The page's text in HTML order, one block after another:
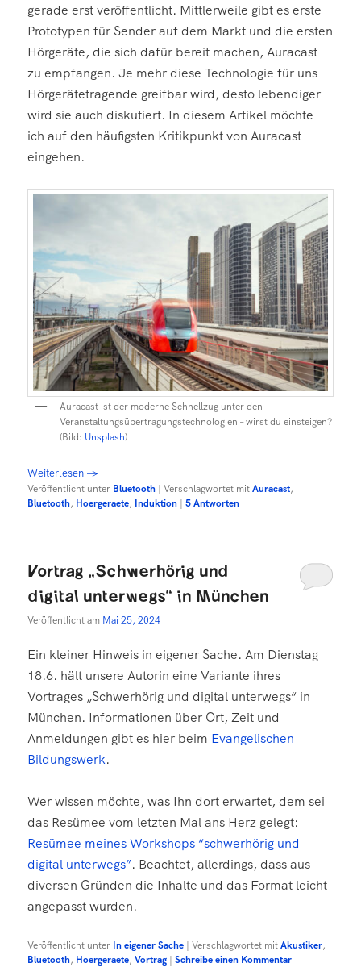
gerade erst veröffentlicht. Mittlerweile gibt es erste
Prototypen für Sender auf dem Markt und die ersten
Hörgeräte, die sich dafür bereit machen, Auracast
zu empfangen. Je mehr diese Technologie für uns
Hörgerätetragende greifbar wird, desto lebendiger
wird sie auch diskutiert. In diesem Artikel möchte
ich auf den häufigsten Kritikpunkt von Auracast
eingehen.
Auracast ist der moderne Schnellzug unter den
Veranstaltungsübertragungstechnologien – wirst du einsteigen?
(Bild: Unsplash)
Weiterlesen→
Veröffentlicht unter Bluetooth |Verschlagwortet mitAuracast,
Bluetooth, Hoergeraete, Induktion |5Antworten
Vortrag „Schwerhörig und
digital unterwegs“ in München
Veröffentlicht am Mai 25, 2024
Ein kleiner Hinweis in eigener Sache. Am Dienstag
18.6. hält unsere Autorin eine Variante ihres
Vortrages „Schwerhörig und digital unterwegs“ in
München. Informationen über Ort, Zeit und
Anmeldungen gibt es hier beim Evangelischen
Bildungswerk.
Wer wissen möchte, was Ihn dort erwartet, dem sei
das Resümee vom letzten Mal ans Herz gelegt:
Resümee meines Workshops “schwerhörig und
digital unterwegs”. Beachtet, allerdings, dass aus
diversen Gründen die Inhalte und das Format leicht
angepasst wurden.
Veröffentlicht unter In eigener Sache |Verschlagwortet mitAkustiker,
Bluetooth, Hoergeraete,Vortrag |Schreibe einen Kommentar